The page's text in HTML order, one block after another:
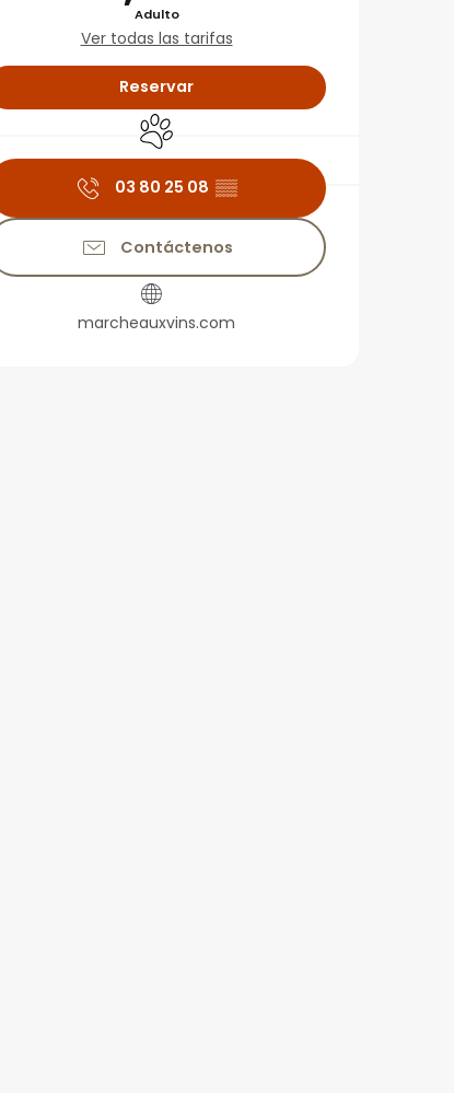
Adulto
Ver todas las tarifas
Reservar
Se aceptan animales
03 80 25 08 ▒▒
Contáctenos
marcheauxvins.com